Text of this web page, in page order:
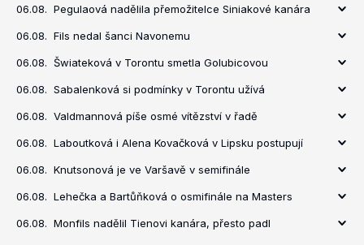
06.08. Pegulaová nadělila přemožitelce Siniakové kanára
06.08. Fils nedal šanci Navonemu
06.08. Šwiateková v Torontu smetla Golubicovou
06.08. Sabalenková si podmínky v Torontu užívá
06.08. Valdmannová píše osmé vítězství v řadě
06.08. Laboutková i Alena Kovačková v Lipsku postupují
06.08. Knutsonová je ve Varšavě v semifinále
06.08. Lehečka a Bartůňková o osmifinále na Masters
06.08. Monfils nadělil Tienovi kanára, přesto padl